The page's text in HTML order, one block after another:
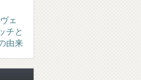
ェ
チと
由来